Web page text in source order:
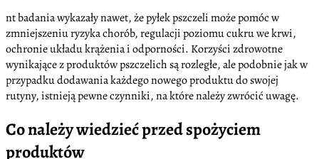
nt badania wykazały nawet, że pyłek pszczeli może pomóc w
zmniejszeniu ryzyka chorób, regulacji poziomu cukru we krwi,
ochronie układu krążenia i odporności. Korzyści zdrowotne
wynikające z produktów pszczelich są rozległe, ale podobnie jak w
przypadku dodawania każdego nowego produktu do swojej
rutyny, istnieją pewne czynniki, na które należy zwrócić uwagę.
Co należy wiedzieć przed spożyciem
produktów